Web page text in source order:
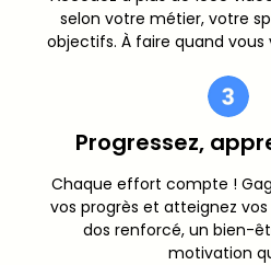
selon votre métier, votre
objectifs. À faire quand vous
Progressez,
Chaque effort compte !
vos progrès et atteignez
dos renforcé, un bien-
motivation